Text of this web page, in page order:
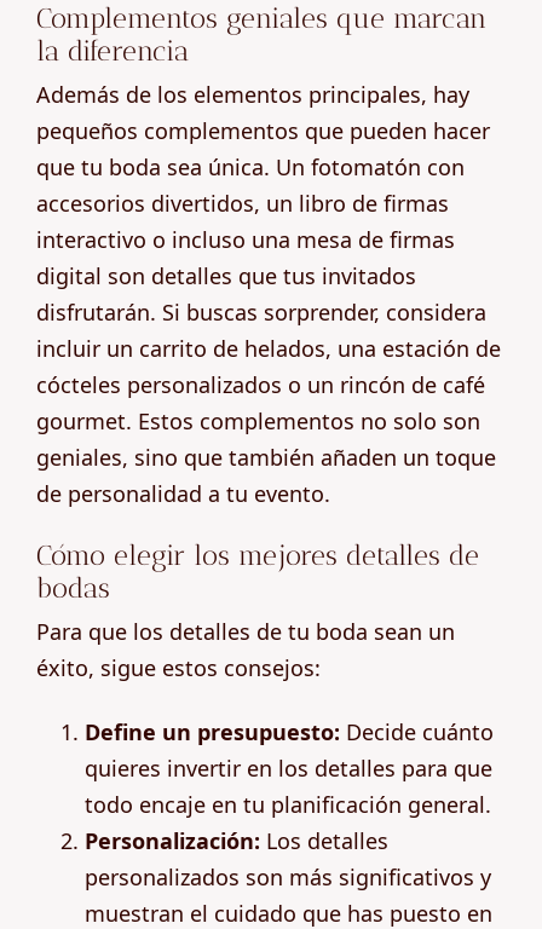
Complementos geniales que marcan
la diferencia
Además de los elementos principales, hay
pequeños complementos que pueden hacer
que tu boda sea única. Un fotomatón con
accesorios divertidos, un libro de firmas
interactivo o incluso una mesa de firmas
digital son detalles que tus invitados
disfrutarán. Si buscas sorprender, considera
incluir un carrito de helados, una estación de
cócteles personalizados o un rincón de café
gourmet. Estos complementos no solo son
geniales, sino que también añaden un toque
de personalidad a tu evento.
Cómo elegir los mejores detalles de
bodas
Para que los detalles de tu boda sean un
éxito, sigue estos consejos:
Define un presupuesto: Decide cuánto
quieres invertir en los detalles para que
todo encaje en tu planificación general.
Personalización: Los detalles
personalizados son más significativos y
muestran el cuidado que has puesto en